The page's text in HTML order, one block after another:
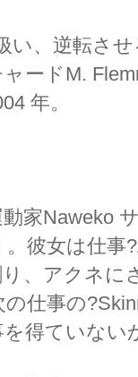
い、逆転さ
ードM.
年。
家Naweko
彼女は仕
、アクネに
の仕事の
得ていない